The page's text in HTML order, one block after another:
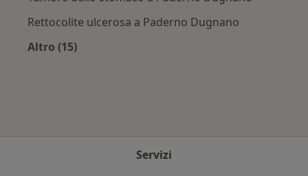
Rettocolite ulcerosa a Paderno Dugnano
Altro (15)
Servizi